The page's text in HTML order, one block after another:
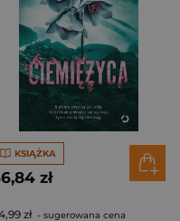
KSIĄŻKA
zł
zł - sugerowana cena